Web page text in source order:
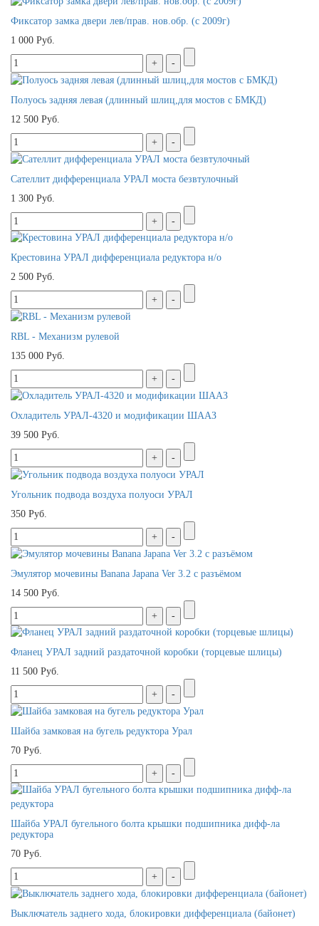
Фиксатор замка двери лев/прав. нов.обр. (с 2009г)
1 000 Руб.
Полуось задняя левая (длинный шлиц,для мостов с БМКД)
12 500 Руб.
Сателлит дифференциала УРАЛ моста безвтулочный
1 300 Руб.
Крестовина УРАЛ дифференциала редуктора н/о
2 500 Руб.
RBL - Механизм рулевой
135 000 Руб.
Охладитель УРАЛ-4320 и модификации ШААЗ
39 500 Руб.
Угольник подвода воздуха полуоси УРАЛ
350 Руб.
Эмулятор мочевины Banana Japana Ver 3.2 с разъёмом
14 500 Руб.
Фланец УРАЛ задний раздаточной коробки (торцевые шлицы)
11 500 Руб.
Шайба замковая на бугель редуктора Урал
70 Руб.
Шайба УРАЛ бугельного болта крышки подшипника дифф-ла
редуктора
70 Руб.
Выключатель заднего хода, блокировки дифференциала (байонет)